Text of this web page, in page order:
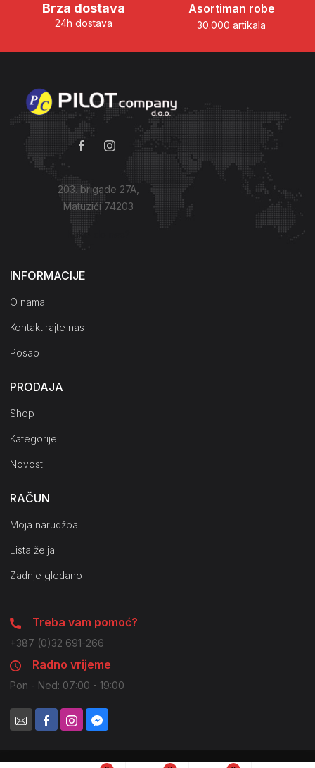
Brza dostava
24h dostava
Asortiman robe
30.000 artikala
203. brigade 27A,
Matuzići 74203
Kako do nas?
INFORMACIJE
O nama
Kontaktirajte nas
Posao
PRODAJA
Shop
Kategorije
Novosti
RAČUN
Moja narudžba
Lista želja
Zadnje gledano
Treba vam pomoć?
+387 (0)32 691-266
Radno vrijeme
Pon - Ned: 07:00 - 19:00